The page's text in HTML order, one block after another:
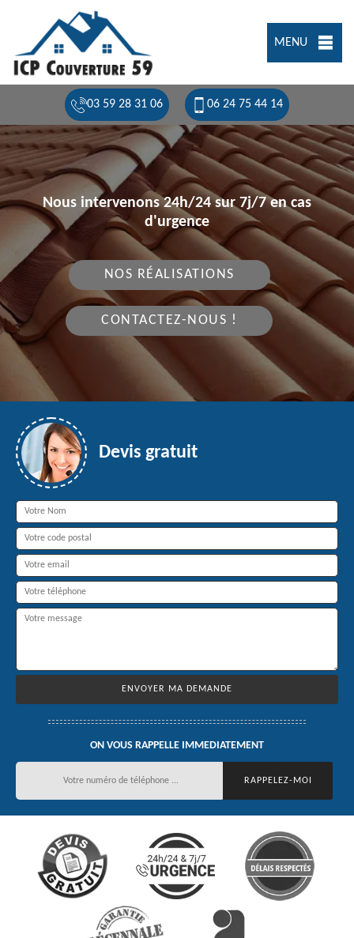
MENU
03 59 28 31 06 06 24 75 44 14
Nous intervenons 24h/24 sur 7j/7 en cas
d'urgence
NOS RÉALISATIONS
CONTACTEZ-NOUS !
Devis gratuit
ON VOUS RAPPELLE IMMEDIATEMENT